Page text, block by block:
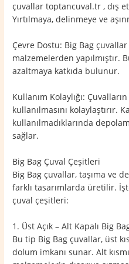
çuvallar toptancuval.tr , dış
Yırtılmaya, delinmeye ve
Çevre Dostu: Big Bag
malzemelerden yapılmıştır.
azaltmaya katkıda bulunur.
Kullanım Kolaylığı:
kullanılmasını
kullanılmadıklarında
sağlar.
Big Bag Çuval Çeşitleri
Big Bag çuvallar, taşıma ve
farklı tasarımlarda üretilir.
çuval çeşitleri:
1. Üst Açık – Alt Kapalı Big
Bu tip Big Bag çuvallar, üst
dolum imkanı sunar. Alt